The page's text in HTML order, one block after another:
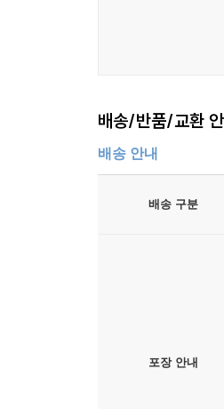
배송/반품/교환
배송 안내
배송 구분
포장 안내